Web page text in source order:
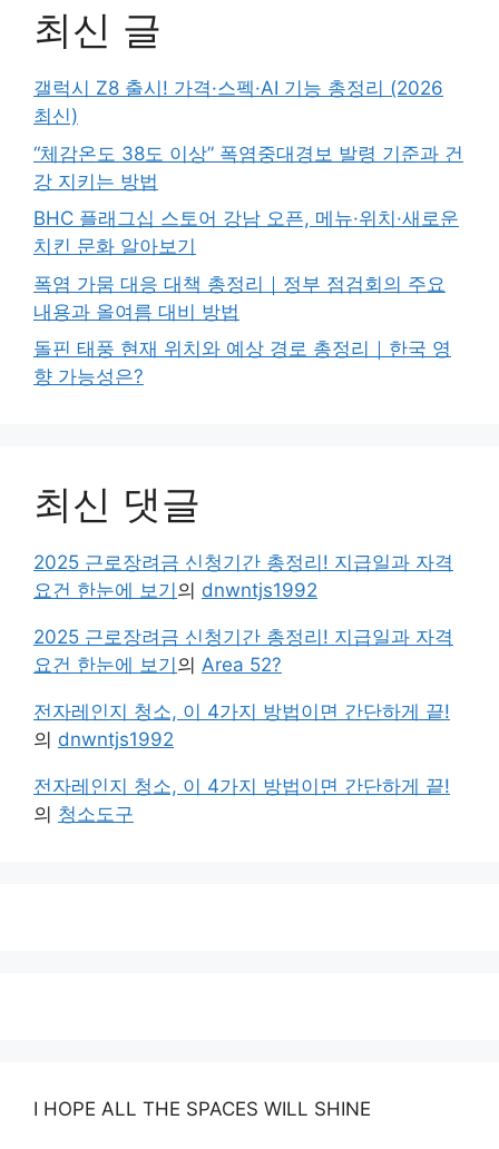
최신 글
갤럭시 Z8 출시! 가격·스펙·AI 기능 총정리 (2026
최신)
“체감온도 38도 이상” 폭염중대경보 발령 기준과 건
강 지키는 방법
BHC 플래그십 스토어 강남 오픈, 메뉴·위치·새로운
치킨 문화 알아보기
폭염 가뭄 대응 대책 총정리｜정부 점검회의 주요
내용과 올여름 대비 방법
돌핀 태풍 현재 위치와 예상 경로 총정리｜한국 영
향 가능성은?
최신 댓글
2025 근로장려금 신청기간 총정리! 지급일과 자격
요건 한눈에 보기 의 dnwntjs1992
2025 근로장려금 신청기간 총정리! 지급일과 자격
요건 한눈에 보기 의 Area 52?
전자레인지 청소, 이 4가지 방법이면 간단하게 끝!
의 dnwntjs1992
전자레인지 청소, 이 4가지 방법이면 간단하게 끝!
의 청소도구
I HOPE ALL THE SPACES WILL SHINE